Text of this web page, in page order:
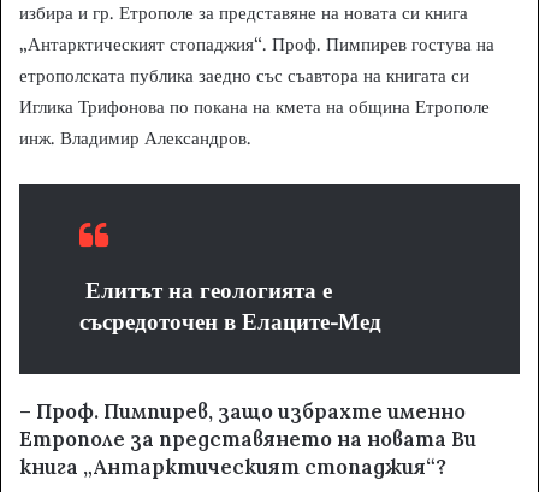
избира и гр. Етрополе за представяне на новата си книга
„Антарктическият стопаджия“. Проф. Пимпирев гостува на
етрополската публика заедно със съавтора на книгата си
Иглика Трифонова по покана на кмета на община Етрополе
инж. Владимир Александров.
Елитът на геологията е
съсредоточен в Елаците-Мед
– Проф. Пимпирев, защо избрахте именно
Етрополе за представянето на новата Ви
книга „Антарктическият стопаджия“?